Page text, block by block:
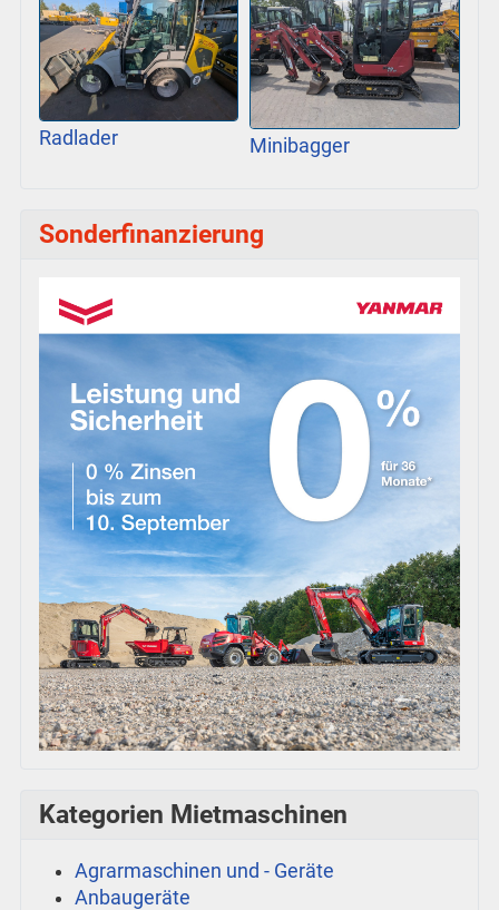
Radlader Minibagger
Sonderfinanzierung
Kategorien Mietmaschinen
Agrarmaschinen und - Geräte
Anbaugeräte